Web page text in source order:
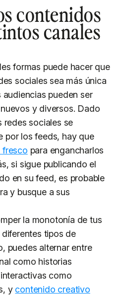
contenidos
canales
formas puede hacer que
sociales sea más única
pueden ser
y diversos. Dado
redes sociales se
por los feeds, hay que
fresco para engancharlos
si sigue publicando el
en su feed, es probable
y busque a sus
la monotonía de tus
tipos de
puedes alternar entre
como historias
como
y contenido creativo